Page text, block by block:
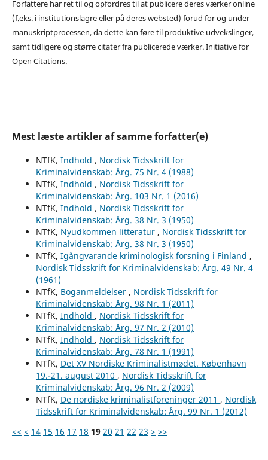
Forfattere har ret til og opfordres til at publicere deres værker online
(f.eks. i institutionslagre eller på deres websted) forud for og under
manuskriptprocessen, da dette kan føre til produktive udvekslinger,
samt tidligere og større citater fra publicerede værker. Initiative for
Open Citations.
Mest læste artikler af samme forfatter(e)
NTfK, Indhold , Nordisk Tidsskrift for
Kriminalvidenskab: Årg. 75 Nr. 4 (1988)
NTfK, Indhold , Nordisk Tidsskrift for
Kriminalvidenskab: Årg. 103 Nr. 1 (2016)
NTfK, Indhold , Nordisk Tidsskrift for
Kriminalvidenskab: Årg. 38 Nr. 3 (1950)
NTfK, Nyudkommen litteratur , Nordisk Tidsskrift for
Kriminalvidenskab: Årg. 38 Nr. 3 (1950)
NTfK, Igångvarande kriminologisk forsning i Finland ,
Nordisk Tidsskrift for Kriminalvidenskab: Årg. 49 Nr. 4
(1961)
NTfK, Boganmeldelser , Nordisk Tidsskrift for
Kriminalvidenskab: Årg. 98 Nr. 1 (2011)
NTfK, Indhold , Nordisk Tidsskrift for
Kriminalvidenskab: Årg. 97 Nr. 2 (2010)
NTfK, Indhold , Nordisk Tidsskrift for
Kriminalvidenskab: Årg. 78 Nr. 1 (1991)
NTfK, Det XV Nordiske Kriminalistmødet. København
19.-21. august 2010 , Nordisk Tidsskrift for
Kriminalvidenskab: Årg. 96 Nr. 2 (2009)
NTfK, De nordiske kriminalistforeninger 2011 , Nordisk
Tidsskrift for Kriminalvidenskab: Årg. 99 Nr. 1 (2012)
<< < 14 15 16 17 18 19 20 21 22 23 > >>